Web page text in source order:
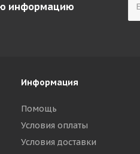
информацию
Информация
Помощь
Условия оплаты
Условия доставки